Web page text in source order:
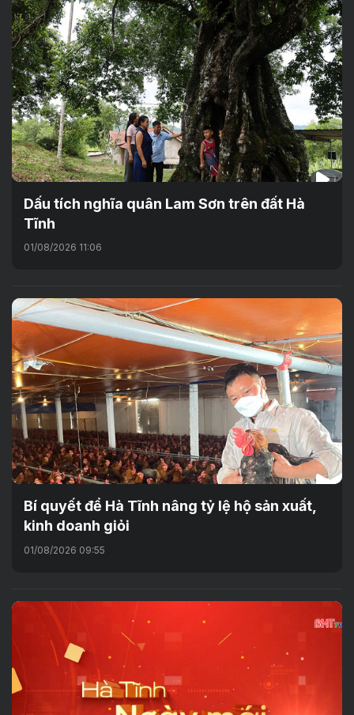
Dấu tích nghĩa quân Lam Sơn trên đất Hà
Tĩnh
01/08/2026 11:06
Bí quyết để Hà Tĩnh nâng tỷ lệ hộ sản xuất,
kinh doanh giỏi
01/08/2026 09:55